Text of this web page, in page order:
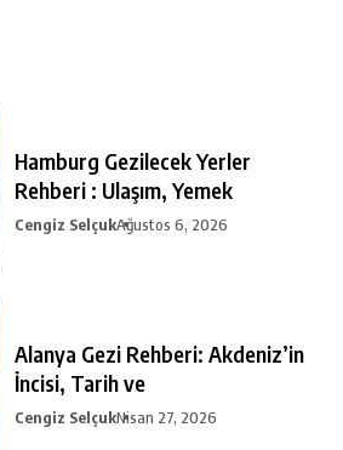
Hamburg Gezilecek Yerler
Rehberi : Ulaşım, Yemek
Cengiz SelçukAğustos 6, 2026
Alanya Gezi Rehberi: Akdeniz’in
İncisi, Tarih ve
Cengiz SelçukNisan 27, 2026